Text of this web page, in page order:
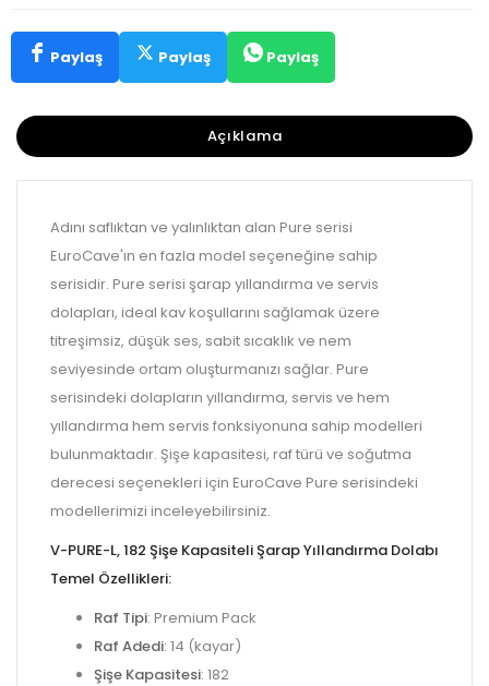
Paylaş Paylaş Paylaş
Açıklama
Adını saflıktan ve yalınlıktan alan Pure serisi
EuroCave'ın en fazla model seçeneğine sahip
serisidir. Pure serisi şarap yıllandırma ve servis
dolapları, ideal kav koşullarını sağlamak üzere
titreşimsiz, düşük ses, sabit sıcaklık ve nem
seviyesinde ortam oluşturmanızı sağlar. Pure
serisindeki dolapların yıllandırma, servis ve hem
yıllandırma hem servis fonksiyonuna sahip modelleri
bulunmaktadır. Şişe kapasitesi, raf türü ve soğutma
derecesi seçenekleri için EuroCave Pure serisindeki
modellerimizi inceleyebilirsiniz.
V-PURE-L, 182 Şişe Kapasiteli Şarap Yıllandırma Dolabı
Temel Özellikleri:
Raf Tipi: Premium Pack
Raf Adedi: 14 (kayar)
Şişe Kapasitesi: 182